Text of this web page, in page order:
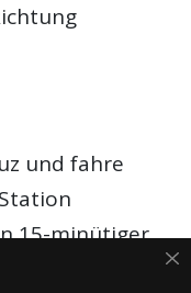
und fahre
15-minütiger